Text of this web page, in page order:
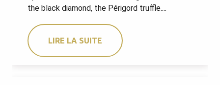
the black diamond, the Périgord truffle....
LIRE LA SUITE